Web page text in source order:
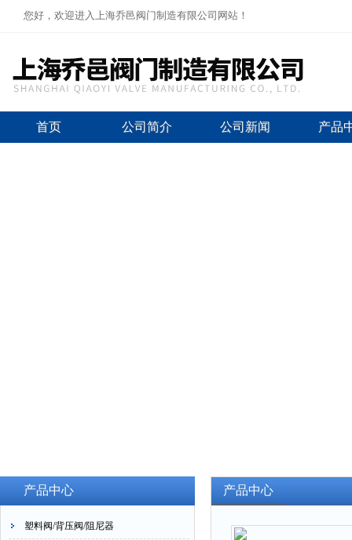
您好，欢迎进入上海乔邑阀门制造有限公司网站！
首页 公司简介 公司新闻 产品
产品中心
塑料阀/背压阀/阻尼器
产品中心